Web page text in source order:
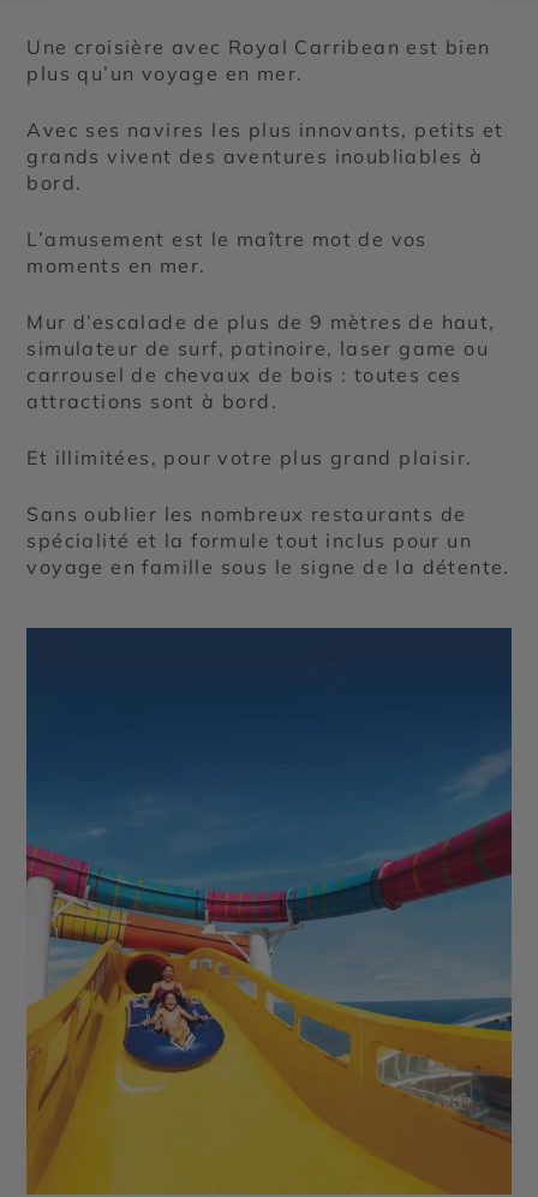
Une croisière avec Royal Carribean est bien
plus qu’un voyage en mer.
Avec ses navires les plus innovants, petits et
grands vivent des aventures inoubliables à
bord.
L’amusement est le maître mot de vos
moments en mer.
Mur d’escalade de plus de 9 mètres de haut,
simulateur de surf, patinoire, laser game ou
carrousel de chevaux de bois : toutes ces
attractions sont à bord.
Et illimitées, pour votre plus grand plaisir.
Sans oublier les nombreux restaurants de
spécialité et la formule tout inclus pour un
voyage en famille sous le signe de la détente.